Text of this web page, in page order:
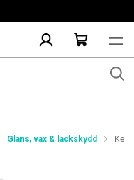
Glans, vax & lackskydd